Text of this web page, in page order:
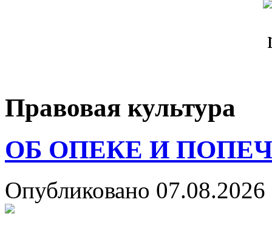
Правовая культура
ОБ ОПЕКЕ И
Опубликовано